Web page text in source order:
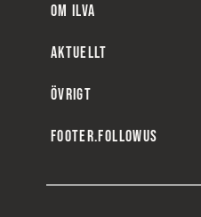
OM ILVA
AKTUELLT
ÖVRIGT
FOOTER.FOLLOWUS